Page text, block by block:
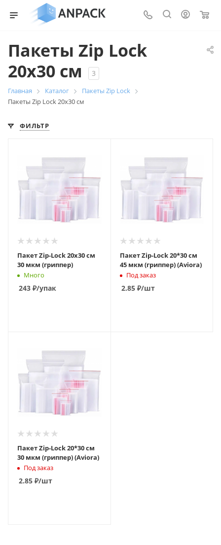
0
Пакеты Zip Lock
20x30 см
3
Главная Каталог
Пакеты Zip Lock
Пакеты Zip Lock 20x30 см
ФИЛЬТР
Пакет Zip-Lock 20х30 см
30 мкм (гриппер)
Много
243 ₽/упак
Пакет Zip-Lock 20*30 см
45 мкм (гриппер) (Aviora)
Под заказ
2.85₽/шт
Пакет Zip-Lock 20*30 см
30 мкм (гриппер) (Aviora)
Под заказ
2.85 ₽/шт